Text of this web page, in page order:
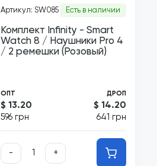
Артикул: SW085 Есть в наличии
Комплект Infinity - Smart
Watch 8 / Наушники Pro 4
/ 2 ремешки (Розовый)
ОПТ
$ 13.20
596 грн
ДРОП
$ 14.20
641 грн
- +